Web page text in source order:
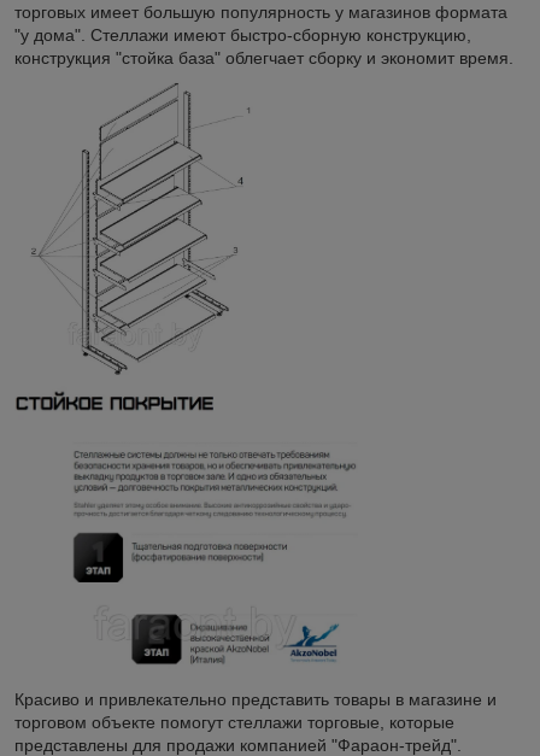
торговых имеет большую популярность у магазинов формата
"у дома". Стеллажи имеют быстро-сборную конструкцию,
конструкция "стойка база" облегчает сборку и экономит время.
Красиво и привлекательно представить товары в магазине и
торговом объекте помогут стеллажи торговые, которые
представлены для продажи компанией "Фараон-трейд".